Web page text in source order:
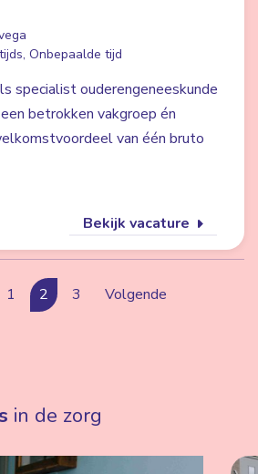
Onbepaalde tijd
specialist ouderengeneeskunde
betrokken vakgroep én
van één bruto
Bekijk vacature
1 2 3 Volgende
in de zorg